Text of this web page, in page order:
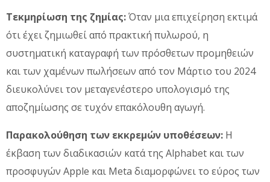
Τεκμηρίωση της ζημίας:Όταν μια επιχείρηση εκτιμά
ότι έχει ζημιωθεί από πρακτική πυλωρού, η
συστηματική καταγραφή των πρόσθετων προμηθειών
και των χαμένων πωλήσεων από τον Μάρτιο του 2024
διευκολύνει τον μεταγενέστερο υπολογισμό της
αποζημίωσης σε τυχόν επακόλουθη αγωγή.
Παρακολούθηση των εκκρεμών υποθέσεων: Η
έκβαση των διαδικασιών κατά της Alphabet και των
προσφυγών Apple και Meta διαμορφώνει το εύρος των